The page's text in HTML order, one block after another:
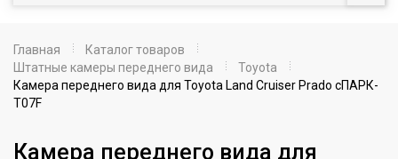
Главная
Каталог товаров
Штатные камеры переднего вида
Toyota
Камера переднего вида для Toyota Land Cruiser Prado сПАРК-
T07F
Камера переднего вида для